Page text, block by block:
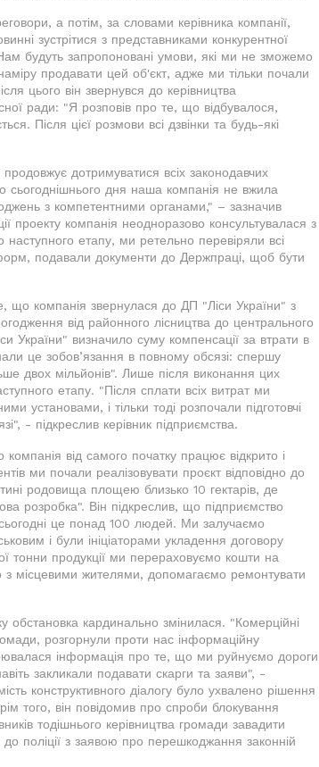
а потім, за словами керівника компанії,
зустрітися з представниками конкурентної
будуть запропоновані умови, які ми не зможемо
продавати цей об'єкт, адже ми тільки почали
цього він звернувся до керівництва
ради: "Я розповів про те, що відбувалося,
Після цієї розмови всі дзвінки та будь-які
дотримуватися всіх законодавчих
сьогоднішнього дня наша компанія не вжила
з компетентними органами," – зазначив
проекту компанія неодноразово консультувалася з
етапу, ми ретельно перевіряли всі
подавали документи до Держпраці, щоб бути
компанія звернулася до ДП "Ліси України" з
від районного лісництва до центрального
України" визначило суму компенсації за втрати в
це зобов’язання в повному обсязі: спершу
двох мільйонів". Лише після виконання цих
етапу. "Після сплати всіх витрат ми
установами, і тільки тоді розпочали підготовчі
- підкреслив керівник підприємства.
від самого початку працює відкрито і
ми почали реалізовувати проєкт відповідно до
родовища площею близько 10 гектарів, де
розробка". Він підкреслив, що підприємство
це понад 100 людей. Ми залучаємо
і були ініціаторами укладення договору
тонни продукції ми перераховуємо кошти на
з місцевими жителями, допомагаємо ремонтувати
кардинально змінилася. "Комерційні
розгорнули проти нас інформаційну
інформація про те, що ми руйнуємо дороги
закликали подавати скарги та заяви", -
конструктивного діалогу було ухвалено рішення
того, він повідомив про спроби блокування
тодішнього керівництва громади завадити
поліції з заявою про перешкоджання законній